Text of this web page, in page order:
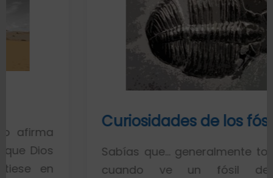
Curiosidades de los fósiles
Sabías que… generalmente toda la
cuando ve un fósil de un